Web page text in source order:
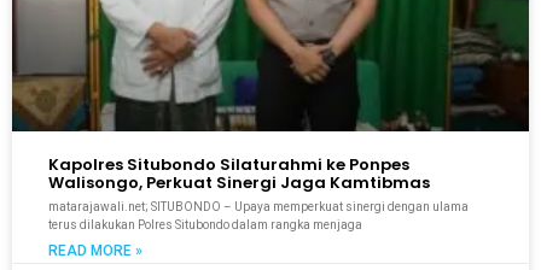
Kapolres Situbondo Silaturahmi ke Ponpes
Walisongo, Perkuat Sinergi Jaga Kamtibmas
matarajawali.net; SITUBONDO – Upaya memperkuat sinergi dengan ulama
terus dilakukan Polres Situbondo dalam rangka menjaga
READ MORE »